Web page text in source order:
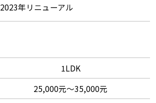
2023年リニューアル
1LDK
25,000元～35,000元